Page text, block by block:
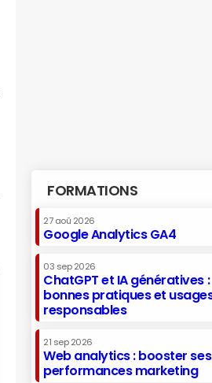
FORMATIONS
27 aoû 2026
Google Analytics GA4
03 sep 2026
ChatGPT et IA génératives :
bonnes pratiques et
responsables
21 sep 2026
Web analytics : booster ses
performances marketing